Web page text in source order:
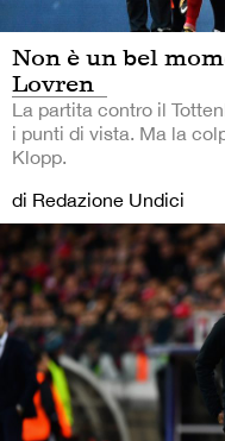
Non è un bel
Lovren
La partita contro il
i punti di vista. Ma la
Klopp.
di Redazione Undici